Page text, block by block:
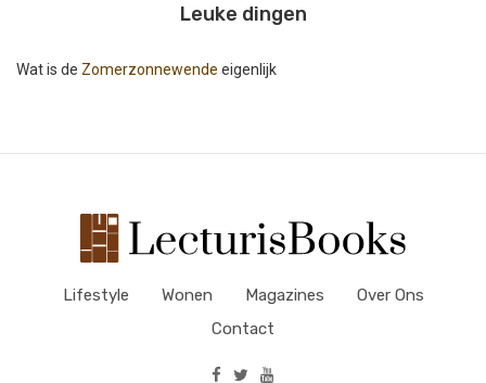
Leuke dingen
Wat is de Zomerzonnewende eigenlijk
Lifestyle Wonen Magazines
Over Ons
Contact